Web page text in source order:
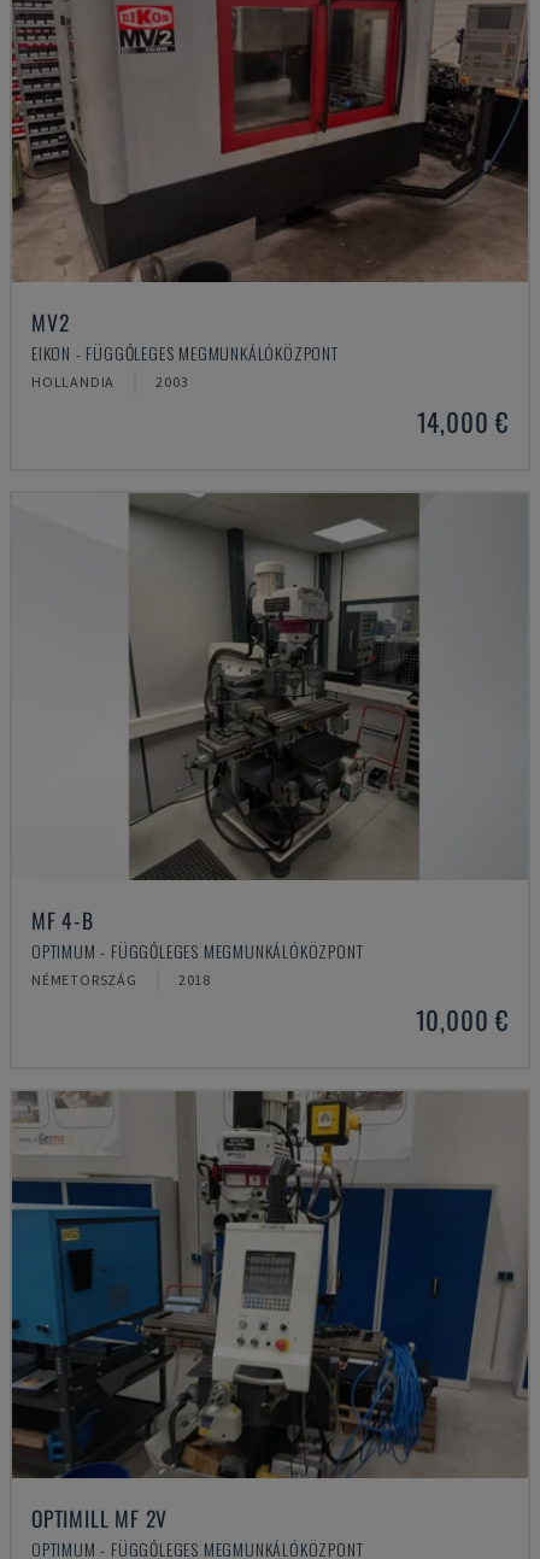
MV2
EIKON - FÜGGŐLEGES MEGMUNKÁLÓKÖZPONT
HOLLANDIA 2003
14,000 €
MF 4-B
OPTIMUM - FÜGGŐLEGES MEGMUNKÁLÓKÖZPONT
NÉMETORSZÁG 2018
10,000 €
OPTIMILL MF 2V
OPTIMUM - FÜGGŐLEGES MEGMUNKÁLÓKÖZPONT